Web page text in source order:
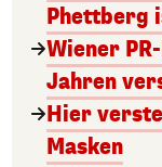
Phettberg
Wiener
Jahren
Hier
Masken